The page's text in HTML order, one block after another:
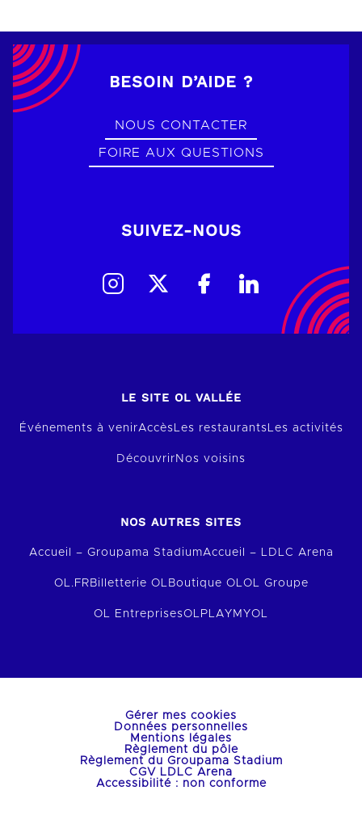
BESOIN D’AIDE ?
NOUS CONTACTER
FOIRE AUX QUESTIONS
SUIVEZ-NOUS
LE SITE OL VALLÉE
Événements à venirAccèsLes restaurantsLes activités
Découvrir Nos voisins
NOS AUTRES SITES
Accueil – Groupama StadiumAccueil – LDLC Arena
OL.FR Billetterie OL Boutique OLOL Groupe
OL EntreprisesOLPLAY MYOL
Gérer mes cookies
Données personnelles
Mentions légales
Règlement du pôle
Règlement du Groupama Stadium
CGV LDLC Arena
Accessibilité : non conforme